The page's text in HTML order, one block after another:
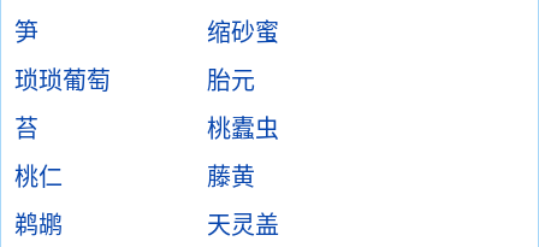
笋
缩砂蜜
琐琐葡萄
胎元
苔
桃蠹虫
桃仁
藤黄
鹈鹕
天灵盖